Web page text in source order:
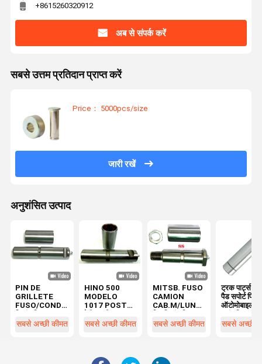
+8615260320912
अब से संपर्क करें
सबसे उत्तम प्रतिदान प्राप्त करें
Price： 5000pcs/size
जारी रखें
अनुशंसित उत्पाद
PIN DE
GRILLETE
FUSO/CONDOR
MC420079
सबसे अच्छी कीमत
HINO 500
MODELO
1017 POST
लीफ स्प्रिंग पिन
E0090
सबसे अच्छी कीमत
MITSB. FUSO
CAMION
CAB.M/LUNA
Ø28x88
सबसे अच्छी कीमत
ट्रक पार्ट्स
पैड सपोर्ट पिन
ऑटोमोबाइल
पार्ट्स एक्सल
सबसे अच्छी